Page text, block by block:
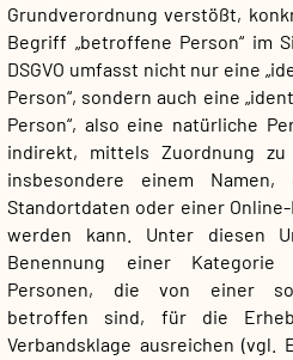
Grundverordnung verstößt,
Begriff „betroffene Person“ im
DSGVO umfasst nicht nur eine
Person“, sondern auch eine
Person“, also eine natürliche
indirekt, mittels Zuordnung
insbesondere einem Namen,
Standortdaten oder einer
werden kann. Unter diesen
Benennung einer
Personen, die von einer
betroffen sind, für die
Verbandsklage ausreichen (vgl.